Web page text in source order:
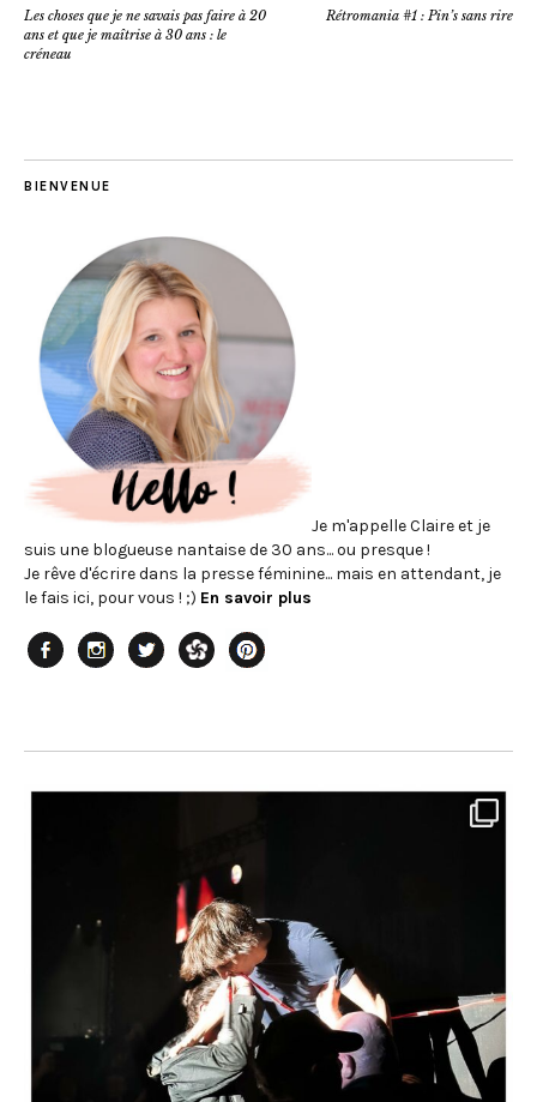
Les choses que je ne savais pas faire à 20
ans et que je maîtrise à 30 ans : le
créneau
Rétromania #1 : Pin’s sans rire
BIENVENUE
Je m'appelle Claire et je
suis une blogueuse nantaise de 30 ans... ou presque !
Je rêve d'écrire dans la presse féminine... mais en attendant, je
le fais ici, pour vous ! ;) En savoir plus